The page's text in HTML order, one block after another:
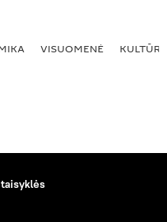
VISUOMENĖ KULTŪRA